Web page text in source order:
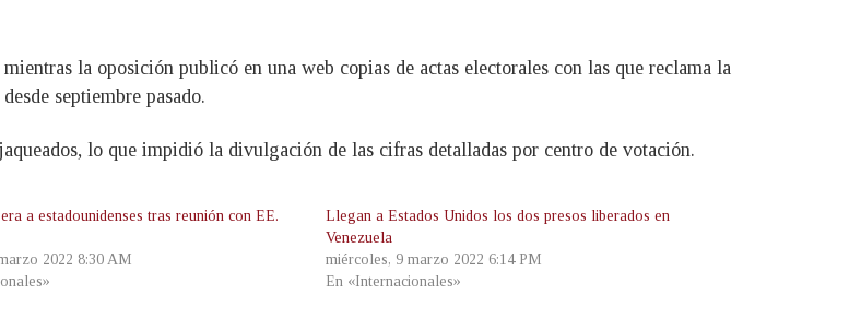
la oposición publicó en una web copias de actas electorales con las que reclama la
septiembre pasado.
lo que impidió la divulgación de las cifras detalladas por centro de votación.
a estadounidenses tras reunión con EE.
2022 8:30 AM
Llegan a Estados Unidos los dos presos liberados en
Venezuela
miércoles, 9 marzo 2022 6:14 PM
En «Internacionales»